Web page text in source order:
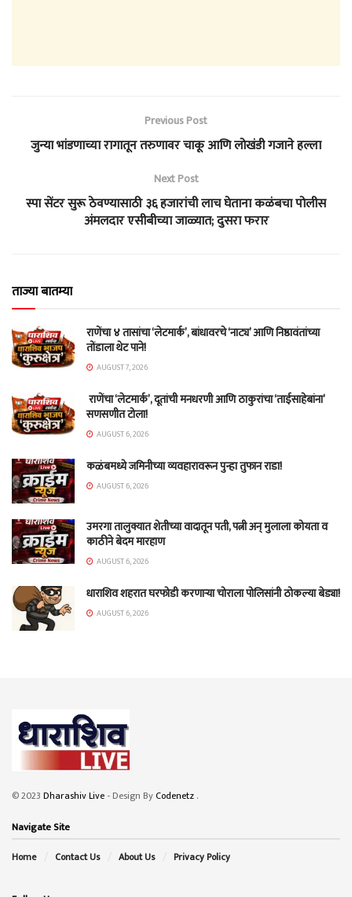
Previous Post
जुन्या भांडणाच्या रागातून तरुणावर चाकू आणि लोखंडी गजाने हल्ला
Next Post
स्पा सेंटर सुरू ठेवण्यासाठी ३६ हजारांची लाच घेताना कळंबचा पोलीस
अंमलदार एसीबीच्या जाळ्यात; दुसरा फरार
ताज्या बातम्या
राणेंचा ४ तासांचा ‘लेटमार्क’, बांधावरचे ‘नाट्य’ आणि निष्ठावंतांच्या
तोंडाला थेट पाने!
AUGUST 7, 2026
राणेंचा ‘लेटमार्क’, दूतांची मनधरणी आणि ठाकुरांचा ‘ताईसाहेबांना’
सणसणीत टोला!
AUGUST 6, 2026
कळंबमध्ये जमिनीच्या व्यवहारावरून पुन्हा तुफान राडा!
AUGUST 6, 2026
उमरगा तालुक्यात शेतीच्या वादातून पती, पत्नी अन् मुलाला कोयता व
काठीने बेदम मारहाण
AUGUST 6, 2026
धाराशिव शहरात घरफोडी करणाऱ्या चोराला पोलिसांनी ठोकल्या बेड्या!
AUGUST 6, 2026
© 2023 Dharashiv Live - Design ByCodenetz .
Navigate Site
Home Contact Us About Us Privacy Policy